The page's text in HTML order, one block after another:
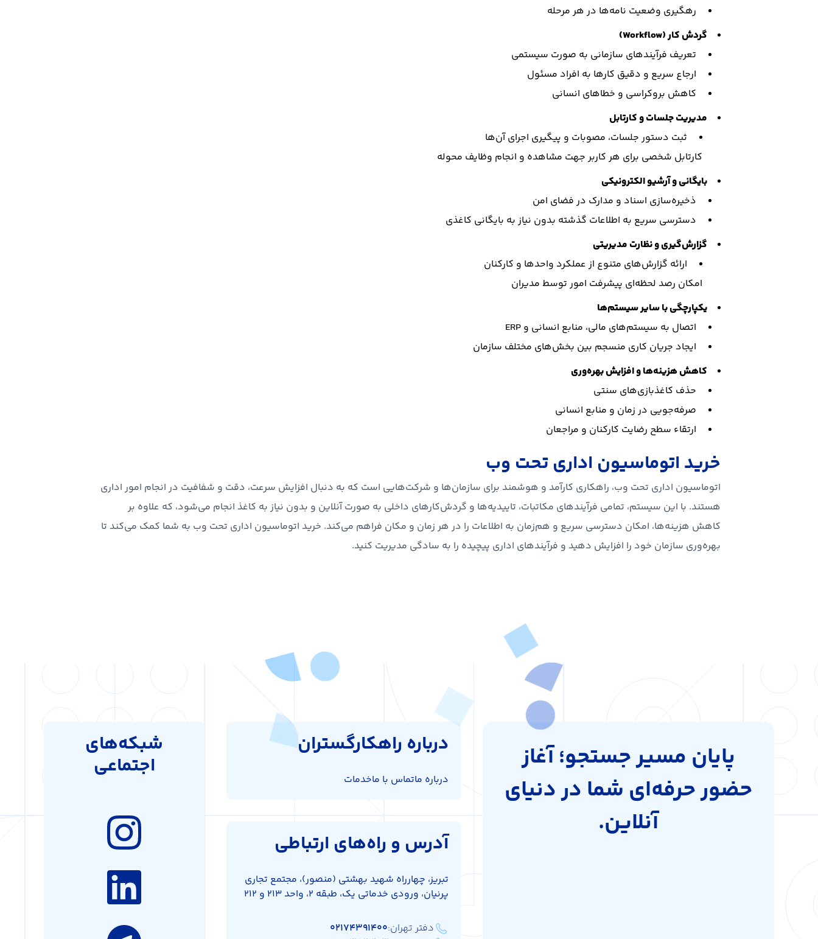
رهگیری وضعیت نامه‌ها در هر مرحله
گردش کار (Workflow)
تعریف فرآیندهای سازمانی به صورت سیستمی
ارجاع سریع و دقیق کارها به افراد مسئول
کاهش بروکراسی و خطاهای انسانی
مدیریت جلسات و کارتابل
ثبت دستور جلسات، مصوبات و پیگیری اجرای آن‌ها
کارتابل شخصی برای هر کاربر جهت مشاهده و انجام وظایف محوله
بایگانی و آرشیو الکترونیکی
ذخیره‌سازی اسناد و مدارک در فضای امن
دسترسی سریع به اطلاعات گذشته بدون نیاز به بایگانی کاغذی
گزارش‌گیری و نظارت مدیریتی
ارائه گزارش‌های متنوع از عملکرد واحدها و کارکنان
امکان رصد لحظه‌ای پیشرفت امور توسط مدیران
یکپارچگی با سایر سیستم‌ها
اتصال به سیستم‌های مالی، منابع انسانی و ERP
ایجاد جریان کاری منسجم بین بخش‌های مختلف سازمان
کاهش هزینه‌ها و افزایش بهره‌وری
حذف کاغذبازی‌های سنتی
صرفه‌جویی در زمان و منابع انسانی
ارتقاء سطح رضایت کارکنان و مراجعان
خرید اتوماسیون اداری تحت وب
اتوماسیون اداری تحت وب، راهکاری کارآمد و هوشمند برای سازمان‌ها و شرکت‌هایی است که به دنبال افزایش سرعت، دقت و شفافیت در انجام امور اداری
هستند. با این سیستم، تمامی فرآیندهای مکاتبات، تاییدیه‌ها و گردش‌کارهای داخلی به صورت آنلاین و بدون نیاز به کاغذ انجام می‌شود، که علاوه بر
کاهش هزینه‌ها، امکان دسترسی سریع و هم‌زمان به اطلاعات را در هر زمان و مکان فراهم می‌کند. خرید اتوماسیون اداری تحت وب به شما کمک می‌کند تا
بهره‌وری سازمان خود را افزایش دهید و فرآیندهای اداری پیچیده را به سادگی مدیریت کنید.
پایان مسیر جستجو؛ آغاز
حضور حرفه‌ای شما در دنیای
آنلاین.
درباره راهکارگستران
درباره ماتماس با ماخدمات
آدرس و راه‌های ارتباطی
تبریز، چهارراه شهید بهشتی (منصور)، مجتمع تجاری
پرنیان، ورودی خدماتی یک، طبقه 2، واحد 213 و 212
دفتر تهران:۰۲۱۷۴۳۹۱۴۰۰
شبکه‌های
اجتماعی